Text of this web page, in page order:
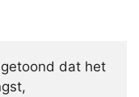
dat het